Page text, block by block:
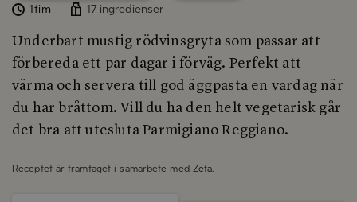
1tim
17 ingredienser
Underbart mustig rödvinsgryta som passar att
förbereda ett par dagar i förväg. Perfekt att
värma och servera till god äggpasta en vardag när
du har bråttom. Vill du ha den helt vegetarisk går
det bra att utesluta Parmigiano Reggiano.
Receptet är framtaget i samarbete med Zeta